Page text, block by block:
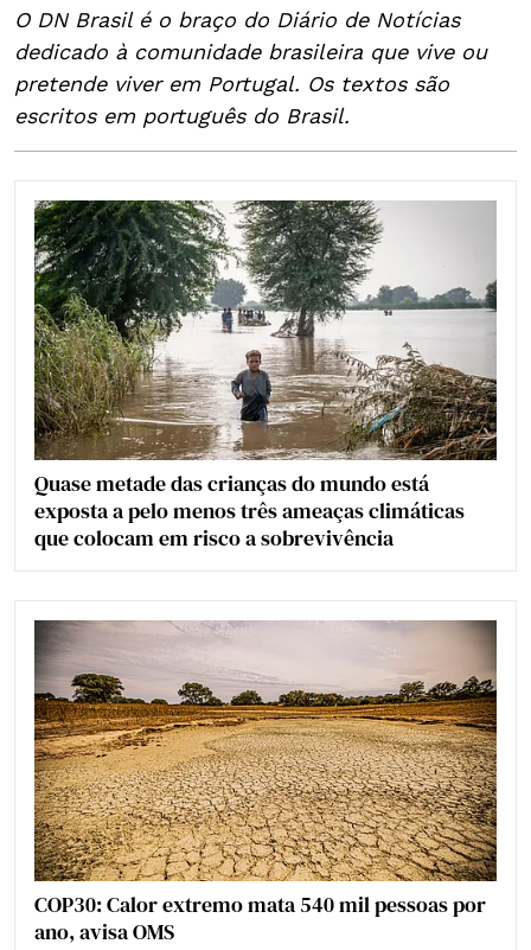
O DN Brasil é o braço do Diário de Notícias
dedicado à comunidade brasileira que vive ou
pretende viver em Portugal. Os textos são
escritos em português do Brasil.
Quase metade das crianças do mundo está
exposta a pelo menos três ameaças climáticas
que colocam em risco a sobrevivência
COP30: Calor extremo mata 540 mil pessoas por
ano, avisa OMS